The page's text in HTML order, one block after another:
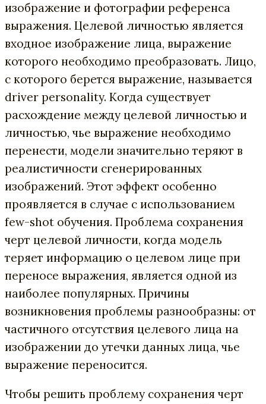
изображение и фотографии референса
выражения. Целевой личностью является
входное изображение лица, выражение
которого необходимо преобразовать. Лицо,
с которого берется выражение, называется
driver personality. Когда существует
расхождение между целевой личностью и
личностью, чье выражение необходимо
перенести, модели значительно теряют в
реалистичности сгенерированных
изображений. Этот эффект особенно
проявляется в случае с использованием
few-shot обучения. Проблема сохранения
черт целевой личности, когда модель
теряет информацию о целевом лице при
переносе выражения, является одной из
наиболее популярных. Причины
возникновения проблемы разнообразны: от
частичного отсутствия целевого лица на
изображении до утечки данных лица, чье
выражение переносится.
Чтобы решить проблему сохранения черт